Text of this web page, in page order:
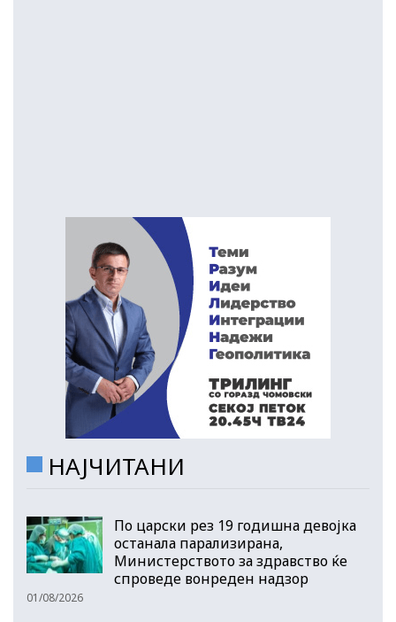
НАЈЧИТАНИ
По царски рез 19 годишна девојка
останала парализирана,
Министерството за здравство ќе
спроведе вонреден надзор
01/08/2026